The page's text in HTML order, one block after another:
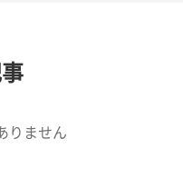
りません